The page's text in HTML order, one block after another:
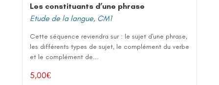
Les constituants d’une phrase
Etude de la langue, CM1
Cette séquence reviendra sur : le sujet d'une phrase,
les différents types de sujet, le complément du verbe
et le complément de...
5,00€